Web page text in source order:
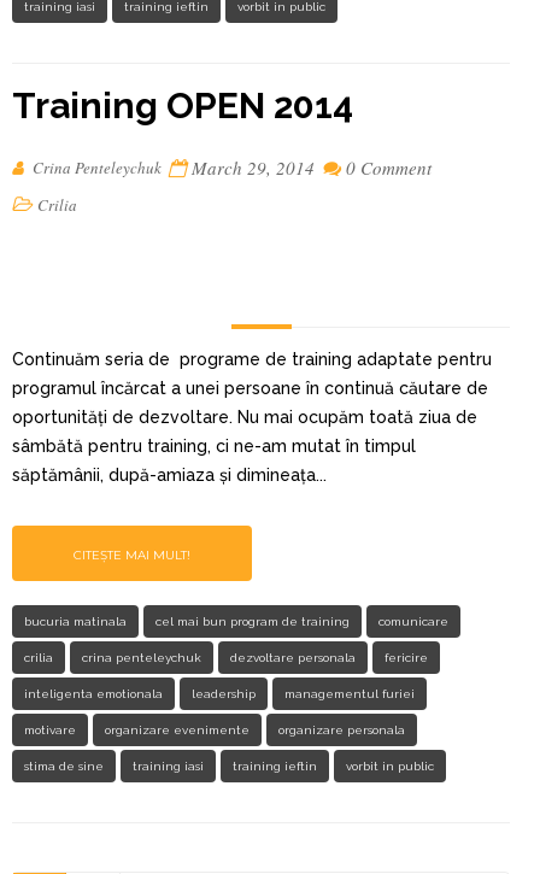
training iasi training ieftin vorbit in public
Training OPEN 2014
Crina Penteleychuk March 29, 2014 0 Comment
Crilia
Continuăm seria de programe de training adaptate pentru
programul încărcat a unei persoane în continuă căutare de
oportunități de dezvoltare. Nu mai ocupăm toată ziua de
sâmbătă pentru training, ci ne-am mutat în timpul
săptămânii, după-amiaza și dimineața...
CITEȘTE MAI MULT!
bucuria matinala cel mai bun program de training comunicare
crilia crina penteleychuk dezvoltare personala fericire
inteligenta emotionala leadership managementul furiei
motivare organizare evenimente organizare personala
stima de sine training iasi training ieftin vorbit in public